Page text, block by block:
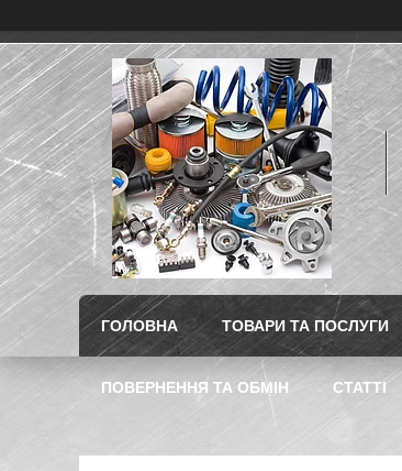
ГОЛОВНА ТОВАРИ ТА ПОСЛУГИ
ПОВЕРНЕННЯ ТА ОБМІН СТАТТІ